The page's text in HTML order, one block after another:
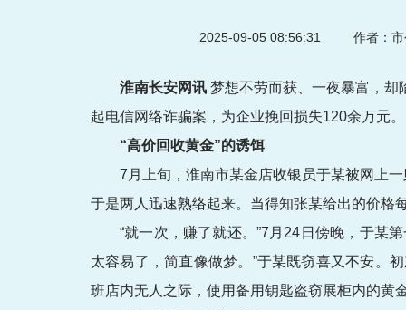
2025-09-05 08:56:31 作者：
淮南长安网讯 梦想不劳而获、一夜暴富，
起电信网络诈骗案，为企业挽回损失120余万元。
“高价回收黄金”的诱饵
7月上旬，淮南市某金店收银员于某被网上
于是两人迅速熟络起来。当得知张某给出的价格
“就一次，赚了就还。”7月24日傍晚，于某
太容易了，简直像做梦。”于某既窃喜又不安。
班店内无人之际，使用备用钥匙盗窃展柜内的黄